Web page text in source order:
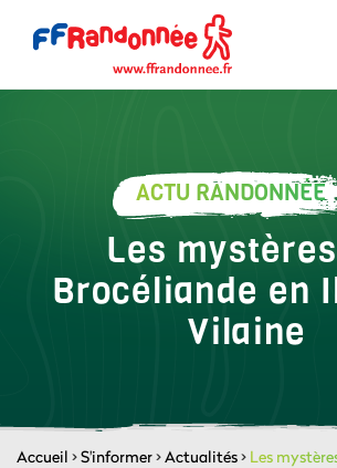
ACTU RANDONNÉE
Les
Brocéliande en
Vilaine
Accueil >S'informer>Actualités> Les